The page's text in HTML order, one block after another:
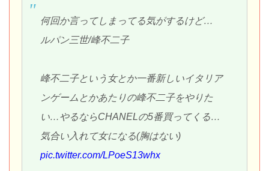
何回か言ってしまってる気がするけど…
ルパン三世/峰不二子
峰不二子という女とか一番新しいイタリア
ンゲームとかあたりの峰不二子をやりた
い…やるならCHANELの5番買ってくる…
気合い入れて女になる(胸はない)
pic.twitter.com/LPoeS13whx